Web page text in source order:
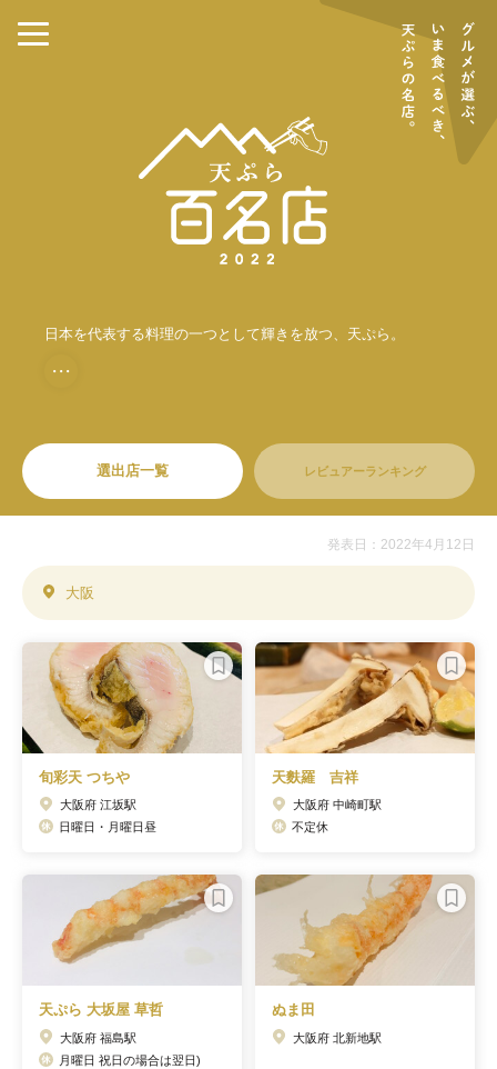
日本を代表する料理の一つとして輝きを放つ、天ぷら。
・・・
選出店一覧 レビュアーランキング
発表日：2022年4月12日
大阪
旬彩天 つちや
大阪府 江坂駅
日曜日・月曜日昼
天麩羅 吉祥
大阪府 中崎町駅
不定休
天ぷら 大坂屋 草哲
大阪府 福島駅
月曜日 祝日の場合は翌日)
ぬま田
大阪府 北新地駅